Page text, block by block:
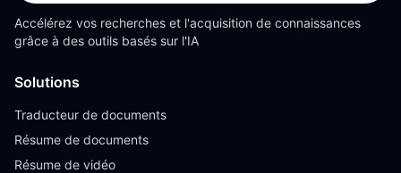
Accélérez vos recherches et l'acquisition de connaissances
grâce à des outils basés sur l'IA
Solutions
Traducteur de documents
Résume de documents
Résume de vidéo